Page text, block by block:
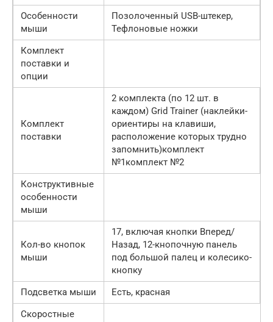
Особенности
мыши
Позолоченный USB-штекер,
Тефлоновые ножки
Комплект
поставки и
опции
Комплект
поставки
2 комплекта (по 12 шт. в
каждом) Grid Trainer (наклейки-
ориентиры на клавиши,
расположение которых трудно
запомнить)комплект
№1комплект №2
Конструктивные
особенности
мыши
Кол-во кнопок
мыши
17, включая кнопки Вперед/
Назад, 12-кнопочную панель
под большой палец и колесико-
кнопку
Подсветка мыши
Есть, красная
Скоростные